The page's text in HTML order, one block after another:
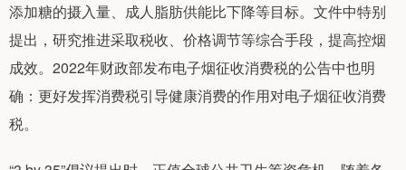
添加糖的摄入量、成人脂肪供能比下降等目标。文件中特别
提出，研究推进采取税收、价格调节等综合手段，提高控烟
成效。2022年财政部发布电子烟征收消费税的公告中也明
确：更好发挥消费税引导健康消费的作用对电子烟征收消费
税。